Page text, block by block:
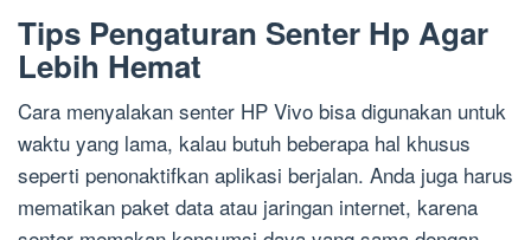
Tips Pengaturan Senter Hp Agar
Lebih Hemat
Cara menyalakan senter HP Vivo bisa digunakan untuk
waktu yang lama, kalau butuh beberapa hal khusus
seperti penonaktifkan aplikasi berjalan. Anda juga harus
mematikan paket data atau jaringan internet, karena